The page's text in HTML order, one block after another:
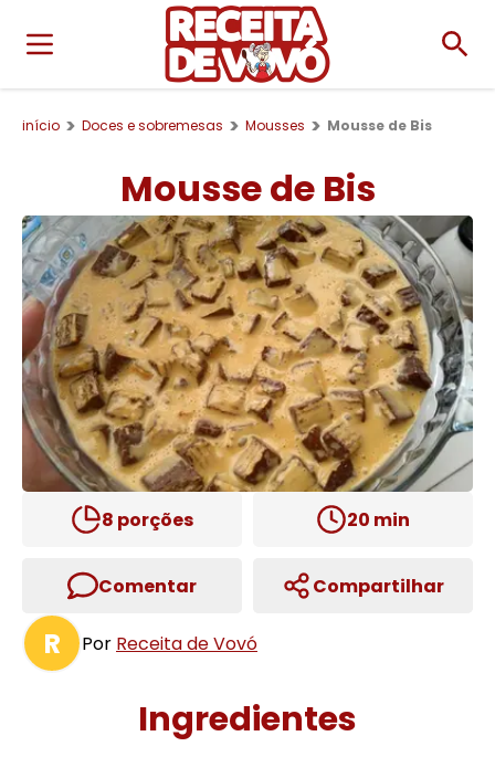
início Doces e sobremesas Mousses Mousse de Bis
Mousse de Bis
8 porções 20 min
Comentar Compartilhar
R Por Receita de Vovó
Ingredientes